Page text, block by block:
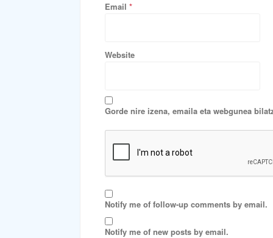
Email *
Website
Gorde nire izena, emaila eta webgunea
Notify me of follow-up comments by email.
Notify me of new posts by email.